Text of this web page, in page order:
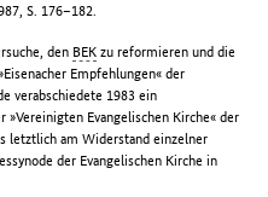
S. 176–182.
den BEK zu reformieren und die
Empfehlungen« der
verabschiedete 1983 ein
»Vereinigten Evangelischen Kirche« der
letztlich am Widerstand einzelner
der Evangelischen Kirche in